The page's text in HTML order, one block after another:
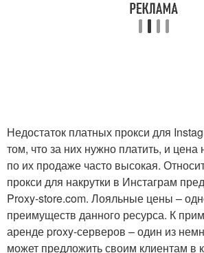
Недостаток платных прокси для
том, что за них нужно платить, и цена
по их продаже часто высокая.
прокси для накрутки в Инстаграм
Proxy-store.com. Лояльные цены –
преимуществ данного ресурса. К
аренде proxy-серверов – один из
может предложить своим клиентам в